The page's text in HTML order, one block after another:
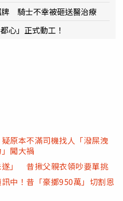
牌 騎士不幸被砸送醫治療
心」正式動工！
原本不滿司機找人「潑屎洩
闖大禍
遂」 昔揪父親衣領吵要單挑
中！昔「豪擲950萬」切割恩